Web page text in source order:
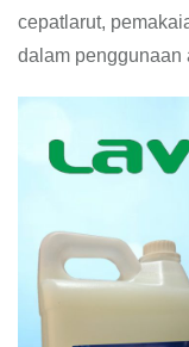
cepatlarut,
dalam penggunaan